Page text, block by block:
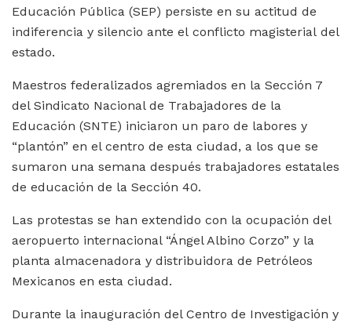
Educación Pública (SEP) persiste en su actitud de
indiferencia y silencio ante el conflicto magisterial del
estado.
Maestros federalizados agremiados en la Sección 7
del Sindicato Nacional de Trabajadores de la
Educación (SNTE) iniciaron un paro de labores y
“plantón” en el centro de esta ciudad, a los que se
sumaron una semana después trabajadores estatales
de educación de la Sección 40.
Las protestas se han extendido con la ocupación del
aeropuerto internacional “Ángel Albino Corzo” y la
planta almacenadora y distribuidora de Petróleos
Mexicanos en esta ciudad.
Durante la inauguración del Centro de Investigación y